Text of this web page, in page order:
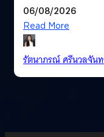
06/08/2026
Read More
รัตนาภรณ์ ศรีนวลจัน